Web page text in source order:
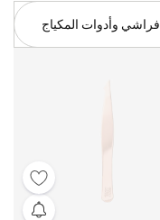
فراشي وأدوات المكياج